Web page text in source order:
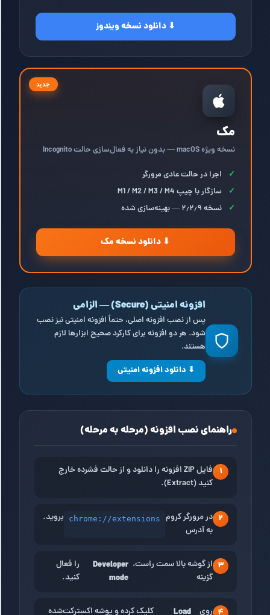
⬇ دانلود نسخه ویندوز
جدید
مک
نسخه ویژه macOS — بدون نیاز به فعال‌سازی حالت Incognito
✓
اجرا در حالت عادی مرورگر
✓
سازگار با چیپ M1 / M2 / M3 / M4
✓
نسخه ۲٫۲٫۹ — بهینه‌سازی شده
⬇ دانلود نسخه مک
افزونه امنیتی (Secure) — الزامی
پس از نصب افزونه اصلی، حتماً افزونه امنیتی نیز نصب
شود. هر دو افزونه برای کارکرد صحیح ابزارها لازم
هستند.
⬇ دانلود افزونه امنیتی
راهنمای نصب افزونه (مرحله به مرحله)
۱
فایل ZIP افزونه را دانلود و از حالت فشرده خارج
کنید (Extract).
۲ در مرورگر کروم
به آدرس
chrome://extensions بروید.
۳ از گوشه بالا سمت راست،
گزینه
Developer
mode
را فعال
کنید.
روی Load کلیک کرده و پوشه اکسترکت‌شده